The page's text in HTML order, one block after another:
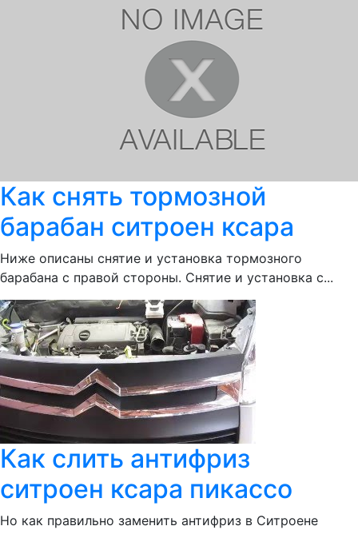
Как снять тормозной
барабан ситроен ксара
Ниже описаны снятие и установка тормозного
барабана с правой стороны. Снятие и установка с...
Как слить антифриз
ситроен ксара пикассо
Но как правильно заменить антифриз в Ситроене